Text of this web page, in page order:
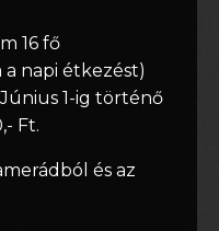
16 fő
a napi étkezést)
Június 1-ig történő
Ft.
és az